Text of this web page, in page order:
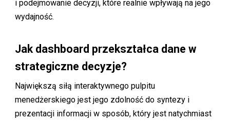
i podejmowanie decyzji, które realnie wpływają na jego
wydajność.
Jak dashboard przekształca dane w
strategiczne decyzje?
Największą siłą interaktywnego pulpitu
menedżerskiego jest jego zdolność do syntezy i
prezentacji informacji w sposób, który jest natychmiast